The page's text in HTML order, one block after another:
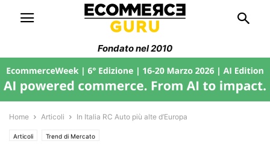
Fondato nel 2010
Home Articoli In Italia RC Auto più alte d’Europa
Articoli Trend di Mercato